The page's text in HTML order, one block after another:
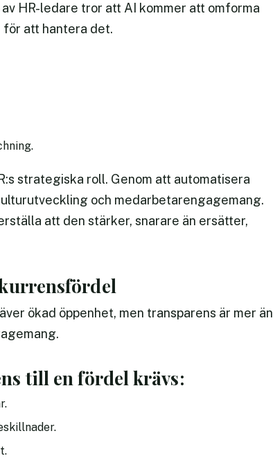
HR-ledare tror att AI kommer att omforma
för att hantera det.
strategiska roll. Genom att automatisera
och medarbetarengagemang.
att den stärker, snarare än ersätter,
ökad öppenhet, men transparens är mer än
till en fördel krävs: